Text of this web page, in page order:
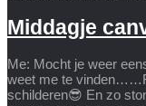
Middagje
Me: Mocht je weer
weet me te
schilderen😎 En zo